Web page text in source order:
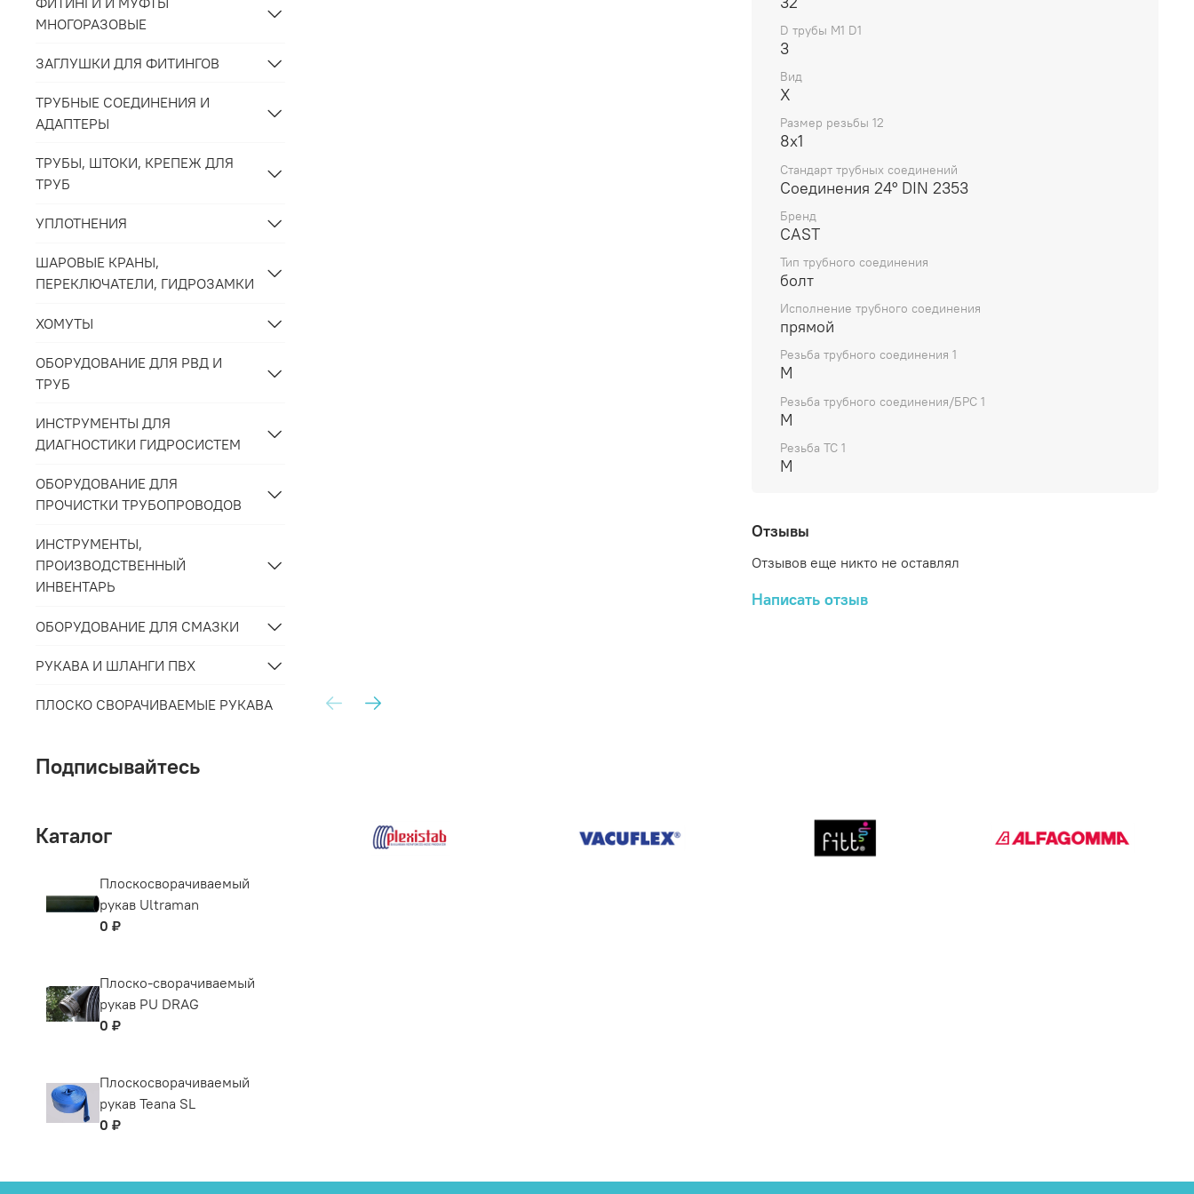
D трубы M1 D1
3
Вид
X
Размер резьбы 12
8х1
Стандарт трубных соединений
Соединения 24° DIN 2353
Бренд
CAST
Тип трубного соединения
болт
Исполнение трубного соединения
прямой
Резьба трубного соединения 1
M
Резьба трубного соединения/БРС 1
M
Резьба ТС 1
M
Отзывы
Отзывов еще никто не оставлял
Написать отзыв
МНОГОРАЗОВЫЕ
ЗАГЛУШКИ ДЛЯ ФИТИНГОВ
ТРУБНЫЕ СОЕДИНЕНИЯ И
АДАПТЕРЫ
ТРУБЫ, ШТОКИ, КРЕПЕЖ ДЛЯ
ТРУБ
УПЛОТНЕНИЯ
ШАРОВЫЕ КРАНЫ,
ПЕРЕКЛЮЧАТЕЛИ, ГИДРОЗАМКИ
ХОМУТЫ
ОБОРУДОВАНИЕ ДЛЯ РВД И
ТРУБ
ИНСТРУМЕНТЫ ДЛЯ
ДИАГНОСТИКИ ГИДРОСИСТЕМ
ОБОРУДОВАНИЕ ДЛЯ
ПРОЧИСТКИ ТРУБОПРОВОДОВ
ИНСТРУМЕНТЫ,
ПРОИЗВОДСТВЕННЫЙ
ИНВЕНТАРЬ
ОБОРУДОВАНИЕ ДЛЯ СМАЗКИ
РУКАВА И ШЛАНГИ ПВХ
ПЛОСКО СВОРАЧИВАЕМЫЕ РУКАВА
Подписывайтесь
Каталог
Плоскосворачиваемый
рукав Ultraman
0 ₽
Плоско-сворачиваемый
рукав PU DRAG
0 ₽
Плоскосворачиваемый
рукав Teana SL
0 ₽